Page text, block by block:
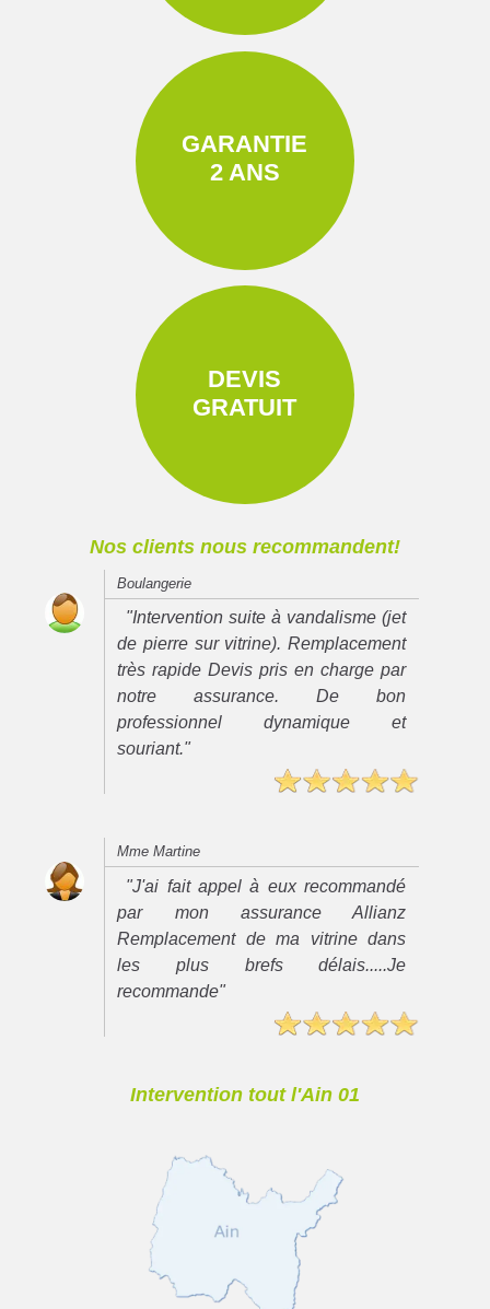
GARANTIE
2 ANS
DEVIS
GRATUIT
Nos clients nous recommandent!
Boulangerie
"Intervention suite à vandalisme (jet
de pierre sur vitrine). Remplacement
très rapide Devis pris en charge par
notre assurance. De bon
professionnel dynamique et
souriant."
Mme Martine
"J'ai fait appel à eux recommandé
par mon assurance Allianz
Remplacement de ma vitrine dans
les plus brefs délais.....Je
recommande"
Intervention tout l'Ain 01